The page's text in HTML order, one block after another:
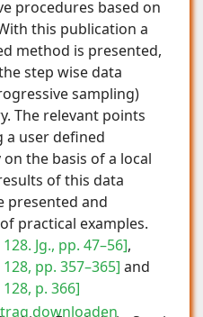
procedures based on
this publication a
method is presented,
step wise data
sampling)
The relevant points
a user defined
the basis of a local
of this data
presented and
practical examples.
Jg., pp. 47–56],
pp. 357–365] and
p. 366]
downloaden